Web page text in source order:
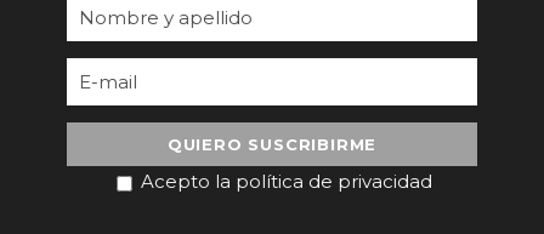
Acepto la política de privacidad